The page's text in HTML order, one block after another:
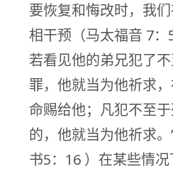
要恢复和悔改时，我
相干预（马太福音 7：
若看见他的弟兄犯了
罪，他就当为他祈求
命赐给他；凡犯不至
的，他就当为他祈求
书5：16 ）在某些情